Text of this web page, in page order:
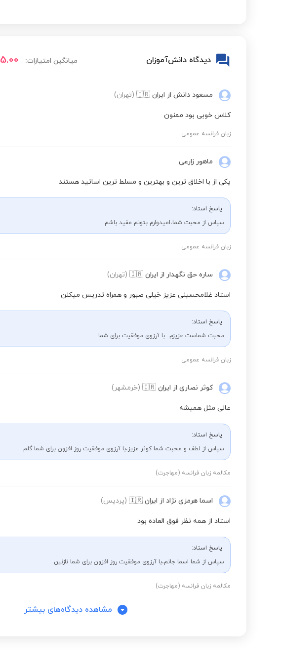
دیدگاه دانش‌آموزان میانگین امتیازات: 5.00
مسعود دانش از ایران 🇮🇷 (تهران)
کلاس خوبی بود ممنون
زبان فرانسه عمومی
ماهور زارعی
یکی از با اخلاق ترین و بهترین و مسلط ترین اساتید هستند
پاسخ استاد:
سپاس از محبت شما،امیدوارم بتونم مفید باشم
زبان فرانسه عمومی
ساره حق نگهدار از ایران 🇮🇷 (تهران)
استاد غلامحسینی عزیز خیلی صبور و همراه تدریس میکنن
پاسخ استاد:
محبت شماست عزیزم...با آرزوی موفقیت برای شما
زبان فرانسه عمومی
کوثر نصاری از ایران 🇮🇷 (خرمشهر)
عالی مثل همیشه
پاسخ استاد:
سپاس از لطف و محبت شما کوثر عزیز،با آرزوی موفقیت روز افزون برای شما گلم
مکالمه زبان فرانسه (مهاجرت)
اسما هرمزی نژاد از ایران 🇮🇷 (پردیس)
استاد از همه نظر فوق العاده بود
پاسخ استاد:
سپاس از شما اسما جانم،با آرزوی موفقیت روز افزون برای شما نازنین
مکالمه زبان فرانسه (مهاجرت)
مشاهده دیدگاه‌های بیشتر